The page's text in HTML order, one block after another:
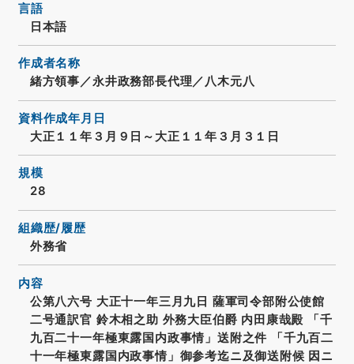
言語
日本語
作成者名称
緒方領事／永井政務部長代理／八木元八
資料作成年月日
大正１１年３月９日～大正１１年３月３１日
規模
28
組織歴/履歴
外務省
内容
公第八六号 大正十一年三月九日 薩軍司令部附公使館
二号通訳官 鈴木相之助 外務大臣伯爵 内田康哉殿 「千
九百二十一年極東露国内政事情」送附之件 「千九百二
十一年極東露国内政事情」御参考迄ニ及御送附候 因ニ